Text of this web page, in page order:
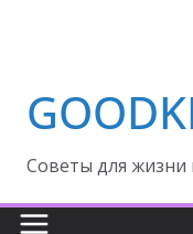
Cоветы для